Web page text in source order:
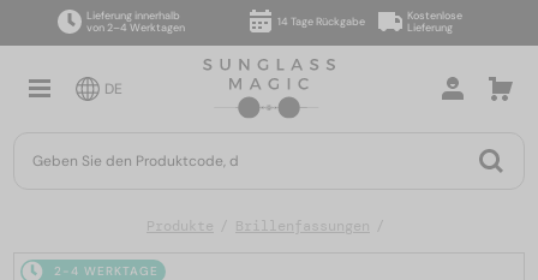
Lieferung innerhalb
von 2–4 Werktagen
14 Tage Rückgabe
Kostenlose
Lieferung
DE
Produkte Brillenfassungen
2-4 WERKTAGE